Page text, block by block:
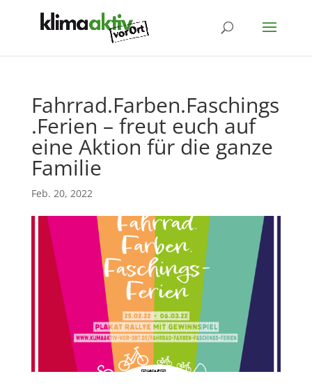
Fahrrad.Farben.Faschings
.Ferien – freut euch auf
eine Aktion für die ganze
Familie
Feb. 20, 2022